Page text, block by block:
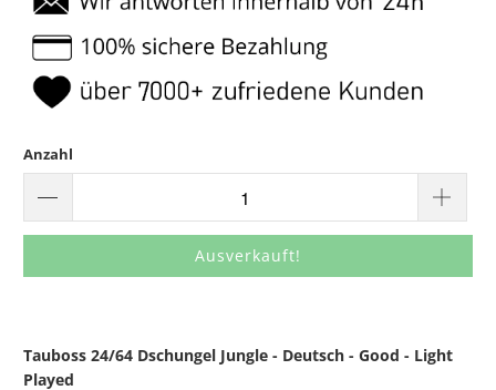
Anzahl
Ausverkauft!
Tauboss 24/64 Dschungel Jungle - Deutsch - Good - Light
Played